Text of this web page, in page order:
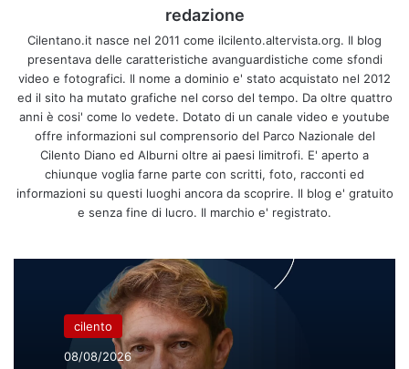
redazione
Cilentano.it nasce nel 2011 come ilcilento.altervista.org. Il blog
presentava delle caratteristiche avanguardistiche come sfondi
video e fotografici. Il nome a dominio e' stato acquistato nel 2012
ed il sito ha mutato grafiche nel corso del tempo. Da oltre quattro
anni è cosi' come lo vedete. Dotato di un canale video e youtube
offre informazioni sul comprensorio del Parco Nazionale del
Cilento Diano ed Alburni oltre ai paesi limitrofi. E' aperto a
chiunque voglia farne parte con scritti, foto, racconti ed
informazioni su questi luoghi ancora da scoprire. Il blog e' gratuito
e senza fine di lucro. Il marchio e' registrato.
cilento
08/08/2026